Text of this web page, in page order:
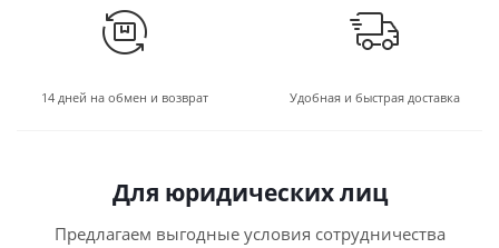
14 дней на обмен и возврат Удобная и быстрая доставка
Для юридических лиц
Предлагаем выгодные условия сотрудничества